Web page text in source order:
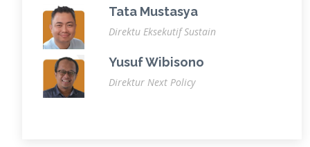
Tata Mustasya
Direktu Eksekutif Sustain
Yusuf Wibisono
Direktur Next Policy